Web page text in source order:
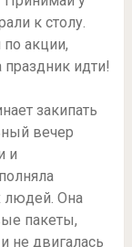
к столу.
акции,
идти!
закипать
вечер
и
людей. Она
пакеты,
не двигалась